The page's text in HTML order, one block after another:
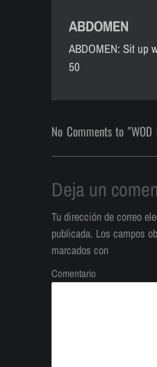
ABDOMEN
ABDOMEN: Sit up
50
No Comments to
Deja un
Tu dirección de correo
publicada. Los campos
marcados con
Comentario